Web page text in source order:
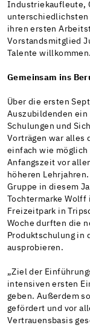
Industriekaufleute,
unterschiedlichsten
ihren ersten
Vorstandsmitglied
Talente willkommen.
Gemeinsam ins
Über die ersten
Auszubildenden ein
Schulungen und
Vorträgen war alles
einfach wie
Anfangszeit vor
höheren
Gruppe in diesem
Tochtermarke
Freizeitpark in
Woche durften die
Produktschulung in
ausprobieren.
„Ziel der
intensiven ersten
geben. Außerdem
gefördert und vor
Vertrauensbasis